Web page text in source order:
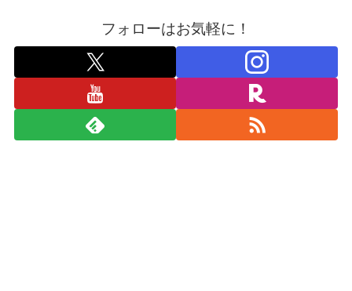
フォローはお気軽に！